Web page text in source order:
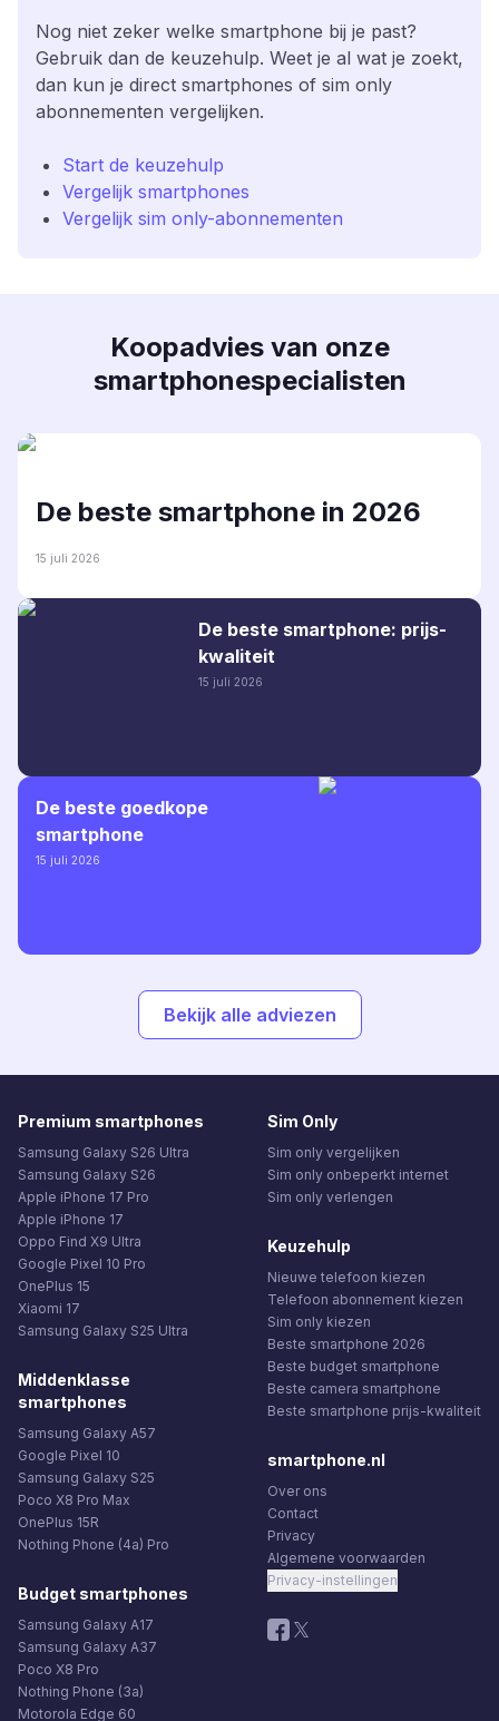
Nog niet zeker welke smartphone bij je past?
Gebruik dan de keuzehulp. Weet je al wat je zoekt,
dan kun je direct smartphones of sim only
abonnementen vergelijken.
Start de keuzehulp
Vergelijk smartphones
Vergelijk sim only-abonnementen
Koopadvies van onze
smartphonespecialisten
De beste smartphone in 2026
15 juli 2026
De beste smartphone: prijs-
kwaliteit
15 juli 2026
De beste goedkope
smartphone
15 juli 2026
Bekijk alle adviezen
Premium smartphones
Samsung Galaxy S26 Ultra
Samsung Galaxy S26
Apple iPhone 17 Pro
Apple iPhone 17
Oppo Find X9 Ultra
Google Pixel 10 Pro
OnePlus 15
Xiaomi 17
Samsung Galaxy S25 Ultra
Middenklasse
smartphones
Samsung Galaxy A57
Google Pixel 10
Samsung Galaxy S25
Poco X8 Pro Max
OnePlus 15R
Nothing Phone (4a) Pro
Budget smartphones
Samsung Galaxy A17
Samsung Galaxy A37
Poco X8 Pro
Nothing Phone (3a)
Motorola Edge 60
Sim Only
Sim only vergelijken
Sim only onbeperkt internet
Sim only verlengen
Keuzehulp
Nieuwe telefoon kiezen
Telefoon abonnement kiezen
Sim only kiezen
Beste smartphone 2026
Beste budget smartphone
Beste camera smartphone
Beste smartphone prijs-kwaliteit
smartphone.nl
Over ons
Contact
Privacy
Algemene voorwaarden
Privacy-instellingen